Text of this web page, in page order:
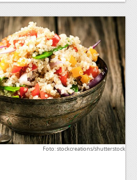
Foto: stockcreations/shutterstock